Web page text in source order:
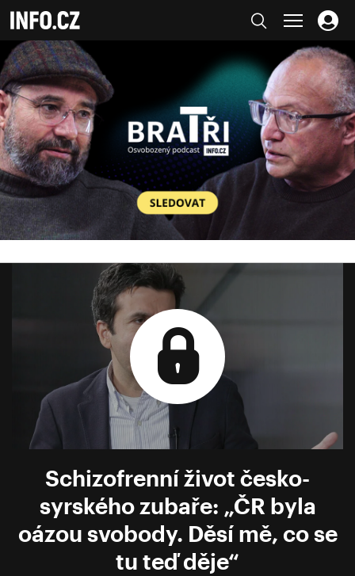
Schizofrenní život česko-
syrského zubaře: „ČR byla
oázou svobody. Děsí mě, co se
tu teď děje“